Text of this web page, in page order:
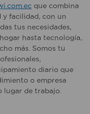
que combina
y facilidad, con un
tus necesidades,
hasta tecnología,
más. Somos tu
diario que
o empresa
lugar de trabajo.